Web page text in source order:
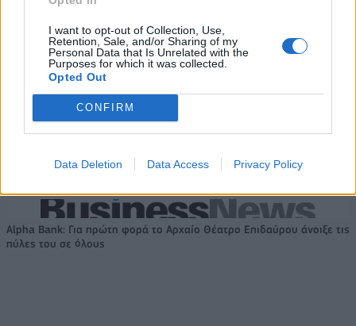
I want to opt-out of Collection, Use,
Retention, Sale, and/or Sharing of my
Personal Data that Is Unrelated with the
Purposes for which it was collected.
Opted Out
CONFIRM
Data Deletion Data Access Privacy Policy
Το FIAT 500 Hybrid τώρα από
18.990 ευρώ
Ατρόμητος και Novibet
συνεχίζουν μαζί: Ανανέωση της
2028
FTSE4Good
Alpha Bank: Για πρώτη φορά το Αρχαίο Θέατρο Επιδαύρου άνοιξε τις
πύλες του σε όλους